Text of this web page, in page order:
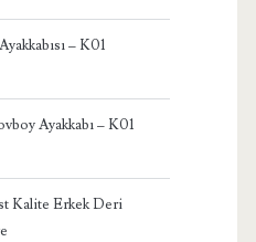
– K01
Ayakkabı – K01
Kalite Erkek Deri